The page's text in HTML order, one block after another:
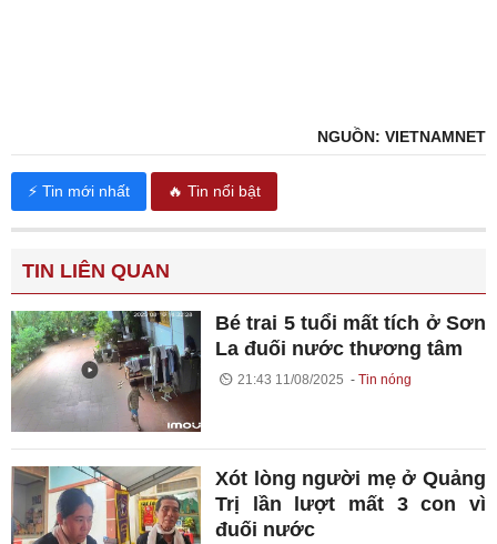
NGUỒN: VIETNAMNET
⚡ Tin mới nhất 🔥 Tin nổi bật
TIN LIÊN QUAN
Bé trai 5 tuổi mất tích ở Sơn
La đuối nước thương tâm
21:43 11/08/2025 Tin nóng
Xót lòng người mẹ ở Quảng
Trị lần lượt mất 3 con vì
đuối nước